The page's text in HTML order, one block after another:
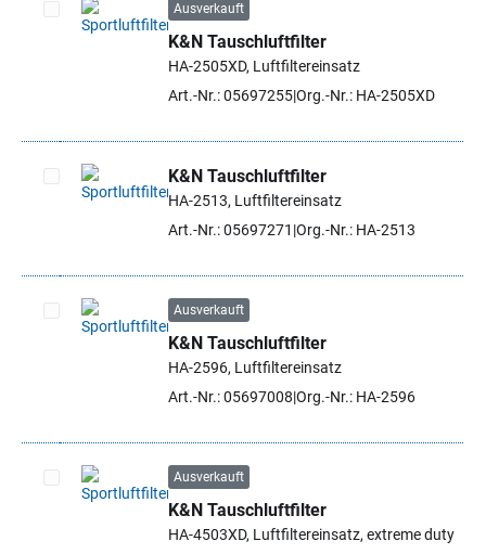
Artikel auswählen
Ausverkauft
K&N Tauschluftfilter
HA-2505XD, Luftfiltereinsatz
Art.-Nr.: 05697255Org.-Nr.: HA-2505XD
Artikel auswählen
K&N Tauschluftfilter
HA-2513, Luftfiltereinsatz
Art.-Nr.: 05697271 Org.-Nr.: HA-2513
Artikel auswählen
Ausverkauft
K&N Tauschluftfilter
HA-2596, Luftfiltereinsatz
Art.-Nr.: 05697008 Org.-Nr.: HA-2596
Artikel auswählen
Ausverkauft
K&N Tauschluftfilter
HA-4503XD, Luftfiltereinsatz, extreme duty